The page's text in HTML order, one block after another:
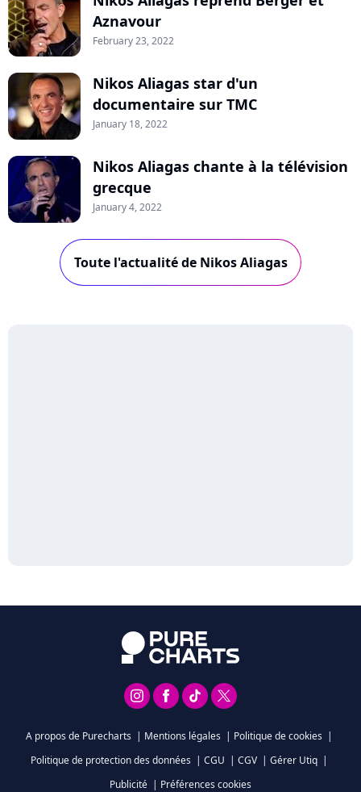
Aznavour
February 23, 2022
Nikos Aliagas star d'un
documentaire sur TMC
January 18, 2022
Nikos Aliagas chante à la télévision
grecque
January 4, 2022
Toute l'actualité de Nikos Aliagas
A propos de Purecharts | Mentions légales | Politique de cookies |
Politique de protection des données | CGU | CGV | Gérer Utiq |
Publicité | Préférences cookies